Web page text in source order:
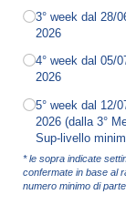
3° week dal 28/​
2026
4° week dal 05/​
2026
5° week dal 12/​
2026 (dalla 3°
Sup-livello
* le sopra indicate
confermate in base al
numero minimo di